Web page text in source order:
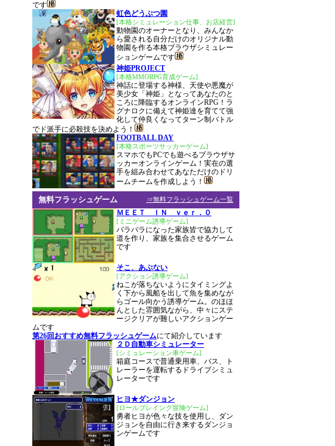
です
虹色どうぶつ園
[本格シミュレーション仕事、お店経営]
動物園のオーナーとなり、みんなか
ら愛される自分だけのオリジナル動
物園を作る本格ブラウザシミュレー
ションゲームです
神姫PROJECT
[本格MMORPG育成ゲーム]
神話に登場する神様、天使や悪魔が
美少女「神姫」となってあなたのと
ころに降臨するオンラインRPG！ラ
グナロクに備えて神姫達を育てて強
化して仲良くなってターン制バトル
でド派手に必殺技を決めよう！
FOOTBALL DAY
[本格スポーツサッカーゲーム]
スマホでもPCでも遊べるブラウザサ
ッカーオンラインゲーム！実在の選
手を組み合わせてあなただけのドリ
ームチームを作成しよう！
⇒無料フラッシュゲーム一覧
無料フラッシュゲーム
ＭＥＥＴ ＩＮ ｖｅｒ．０
[ミニゲーム誘導ゲーム]
バラバラになった家族皆で協力して
道を作り、家族を集合させるゲーム
です
そこ、あぶない
[アクション誘導ゲーム]
ねこが落ちないようにタイミングよ
く下から風船を出して魚を集めなが
らゴール向かう誘導ゲーム。のほほ
んとした雰囲気ながら、中々にステ
ージクリアが難しいアクションゲー
ムです
第26回おすすめ無料フラッシュゲームにて紹介しています
２Ｄ自動車シミュレーター
[シミュレーション車ゲーム]
箱庭コースで普通乗用車、バス、ト
レーラーを運転するドライブシミュ
レーターです
ヒヨ★ダンジョン
[ロールプレイング冒険ゲーム]
勇者ヒヨが色々な技を使用し、ダン
ジョンを自由に行き来するダンジョ
ンゲームです